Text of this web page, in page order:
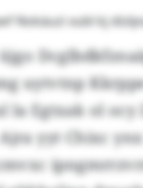
Nokäuzi xubl kj
uytvtnp
la Egtxak ol
yyt Chixc